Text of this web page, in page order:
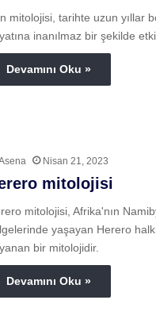
mitolojisi, tarihte uzun yıllar
inanılmaz bir şekilde
Devamını Oku »
Nisan 21, 2023
mitolojisi
mitolojisi, Afrika'nın
yaşayan Herero
bir mitolojidir.
Devamını Oku »